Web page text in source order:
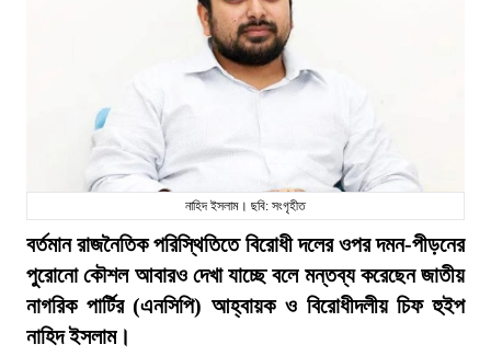
নাহিদ ইসলাম। ছবি: সংগৃহীত
বর্তমান রাজনৈতিক পরিস্থিতিতে বিরোধী দলের ওপর দমন-পীড়নের
পুরোনো কৌশল আবারও দেখা যাচ্ছে বলে মন্তব্য করেছেন জাতীয়
নাগরিক পার্টির (এনসিপি) আহ্বায়ক ও বিরোধীদলীয় চিফ হুইপ
নাহিদ ইসলাম।